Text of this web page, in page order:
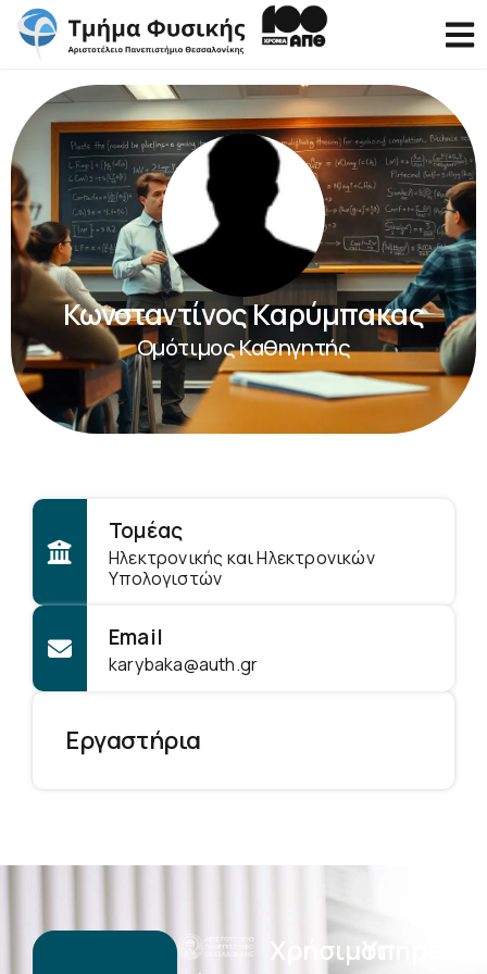
Κωνσταντίνος Καρύμπακας
Ομότιμος Καθηγητής
Εργαστήρια
Τομέας
Ηλεκτρονικής και Ηλεκτρονικών
Υπολογιστών
Email
karybaka@auth.gr
Χρήσιμοι